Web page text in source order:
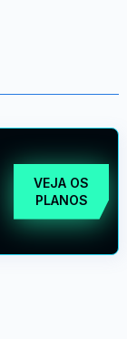
VEJA OS
PLANOS